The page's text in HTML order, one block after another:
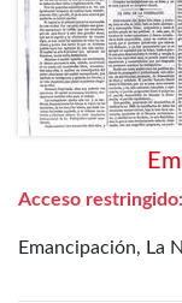
Acceso restringido:
Emancipación, La